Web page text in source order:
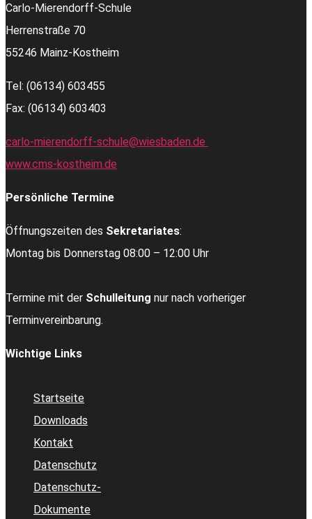
Carlo-Mierendorff-Schule
Herrenstraße 70
55246 Mainz-Kostheim
Tel: (06134) 603455
Fax: (06134) 603403
carlo-mierendorff-schule@wiesbaden.de
www.cms-kostheim.de
Persönliche Termine
Öffnungszeiten des Sekretariates:
Montag bis Donnerstag 08:00 – 12:00 Uhr
Termine mit der Schulleitung nur nach vorheriger
Terminvereinbarung.
Wichtige Links
Startseite
Downloads
Kontakt
Datenschutz
Datenschutz-
Dokumente